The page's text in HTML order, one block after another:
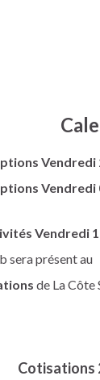
Vendredi
Vendredi
Vendredi
sera présent au
de La Côte
Cotisations